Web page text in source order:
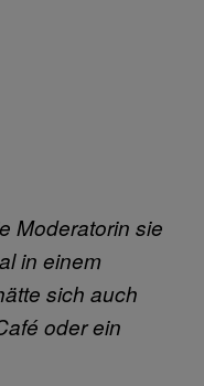
Moderatorin sie
in einem
sich auch
oder ein